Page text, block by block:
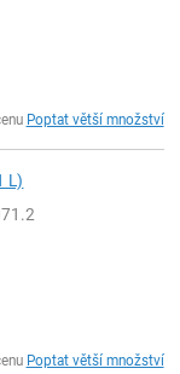
Poptat větší množství
L)
Poptat větší množství